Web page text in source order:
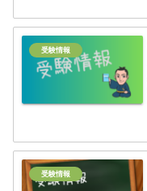
受験情報
受験情報